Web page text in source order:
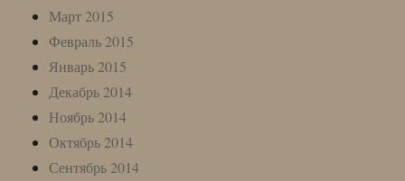
Март 2015
Февраль 2015
Январь 2015
Декабрь 2014
Ноябрь 2014
Октябрь 2014
Сентябрь 2014